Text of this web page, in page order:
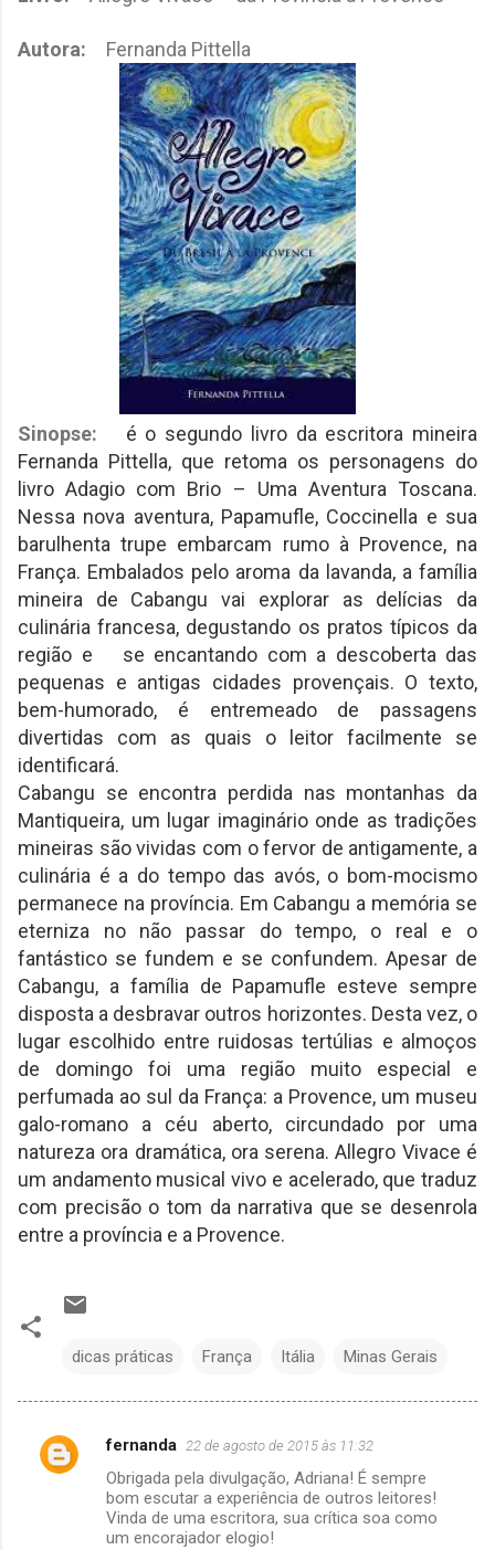
Autora: Fernanda Pittella
Sinopse:
é o segundo livro da escritora mineira
Fernanda Pittella, que retoma os personagens do
livro Adagio com Brio – Uma Aventura Toscana.
Nessa nova aventura, Papamufle, Coccinella e sua
barulhenta trupe embarcam rumo à Provence, na
França. Embalados pelo aroma da lavanda, a família
mineira de Cabangu vai explorar as delícias da
culinária francesa, degustando os pratos típicos da
região e se encantando com a descoberta das
pequenas e antigas cidades provençais. O texto,
bem-humorado, é entremeado de passagens
divertidas com as quais o leitor facilmente se
identificará.
Cabangu se encontra perdida nas montanhas da
Mantiqueira, um lugar imaginário onde as tradições
mineiras são vividas com o fervor de antigamente, a
culinária é a do tempo das avós, o bom-mocismo
permanece na província. Em Cabangu a memória se
eterniza no não passar do tempo, o real e o
fantástico se fundem e se confundem. Apesar de
Cabangu, a família de Papamufle esteve sempre
disposta a desbravar outros horizontes. Desta vez, o
lugar escolhido entre ruidosas tertúlias e almoços
de domingo foi uma região muito especial e
perfumada ao sul da França: a Provence, um museu
galo-romano a céu aberto, circundado por uma
natureza ora dramática, ora serena. Allegro Vivace é
um andamento musical vivo e acelerado, que traduz
com precisão o tom da narrativa que se desenrola
entre a província e a Provence.
dicas práticas França Itália Minas Gerais
C
fernanda 22 de agosto de 2015 às 11:32
Obrigada pela divulgação, Adriana! É sempre
bom escutar a experiência de outros leitores!
Vinda de uma escritora, sua crítica soa como
um encorajador elogio!